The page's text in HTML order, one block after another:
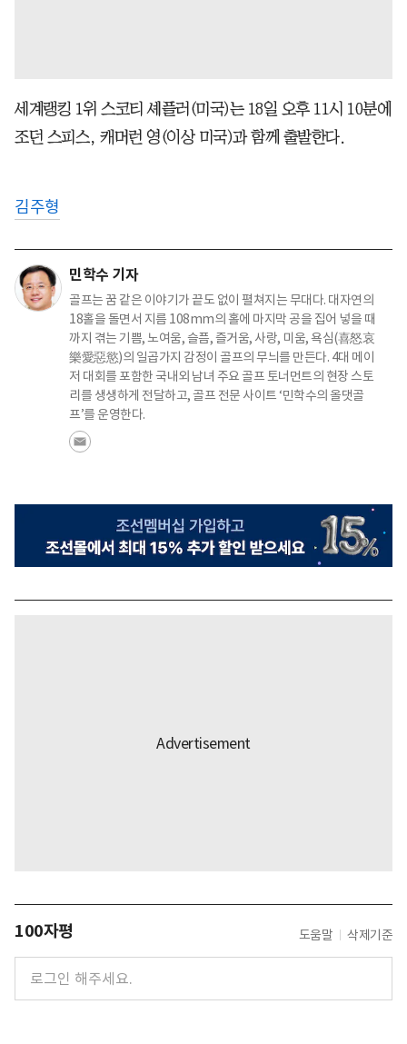
세계랭킹 1위 스코티 셰플러(미국)는 18일 오후 11시 10분에
조던 스피스, 캐머런 영(이상 미국)과 함께 출발한다.
김주형
민학수 기자
골프는 꿈 같은 이야기가 끝도 없이 펼쳐지는 무대다. 대자연의
18홀을 돌면서 지름 108mm의 홀에 마지막 공을 집어 넣을 때
까지 겪는 기쁨, 노여움, 슬픔, 즐거움, 사랑, 미움, 욕심(喜怒哀
樂愛惡慾)의 일곱가지 감정이 골프의 무늬를 만든다. 4대 메이
저 대회를 포함한 국내외 남녀 주요 골프 토너먼트의 현장 스토
리를 생생하게 전달하고, 골프 전문 사이트 ‘민학수의 올댓골
프’를 운영한다.
100자평 도움말 삭제기준